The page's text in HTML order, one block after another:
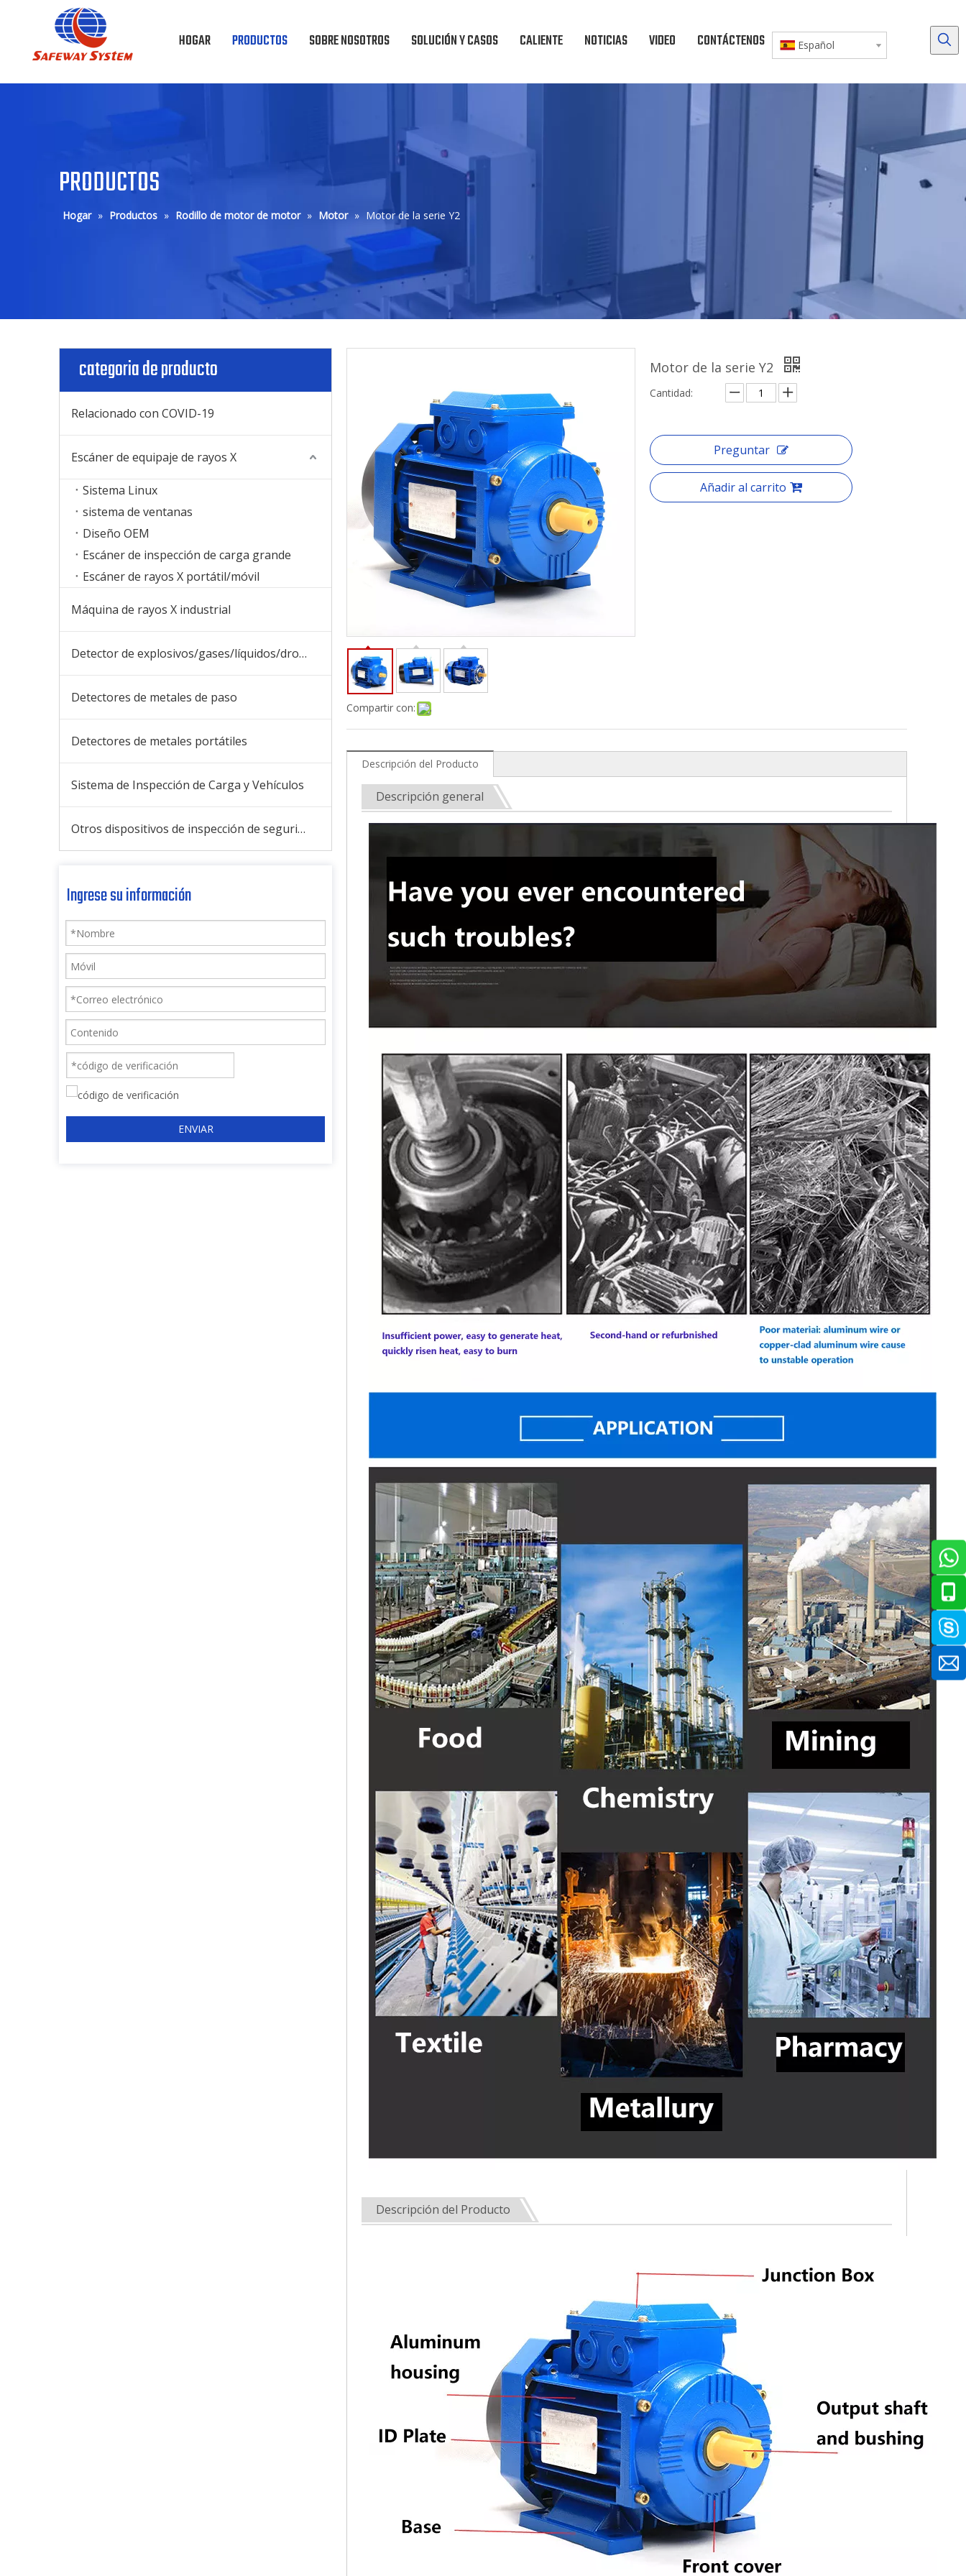
HOGAR PRODUCTOS SOBRE NOSOTROS SOLUCIÓN Y CASOS CALIENTE NOTICIAS VIDEO CONTÁCTENOS DESCARGAR
Español
PRODUCTOS
Hogar » Productos » Rodillo de motor de motor » Motor » Motor de la serie Y2
categoria de producto
Relacionado con COVID-19
Escáner de equipaje de rayos X
Sistema Linux
sistema de ventanas
Diseño OEM
Escáner de inspección de carga grande
Escáner de rayos X portátil/móvil
Máquina de rayos X industrial
Detector de explosivos/gases/líquidos/drogas
Detectores de metales de paso
Detectores de metales portátiles
Sistema de Inspección de Carga y Vehículos
Otros dispositivos de inspección de seguridad
Ingrese su información
ENVIAR
Compartir con:
Motor de la serie Y2
Cantidad:
Preguntar
Añadir al carrito
Descripción del Producto
Descripción general
Descripción del Producto